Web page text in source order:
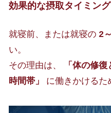
効果的な摂取タイミング
就寝前、または就寝の 2
い。
その理由は、
「体の修
時間帯」
に働きかけるた